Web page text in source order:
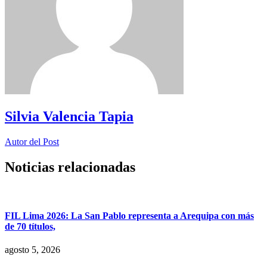
Silvia Valencia Tapia
Autor del Post
Noticias relacionadas
FIL Lima 2026: La San Pablo representa a Arequipa con más
de 70 títulos,
agosto 5, 2026